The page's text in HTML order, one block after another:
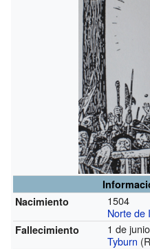
Nacimiento
1504
Norte de
Fallecimiento 1 de
Tyburn